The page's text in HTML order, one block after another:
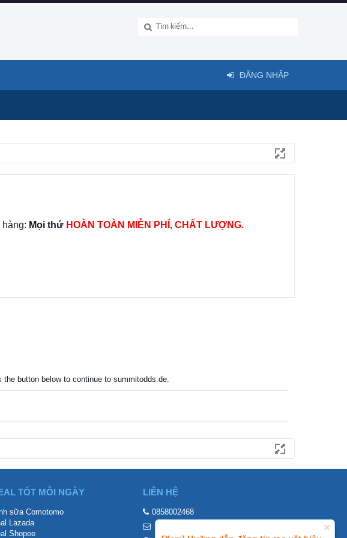
Mọi thứ HOÀN TOÀN MIỄN PHÍ, CHẤT LƯỢNG.
button below to continue to summitodds.de.
ĐĂNG NHẬP
TỐT MỖI NGÀY
sữa Comotomo
Lazada
Shopee
LIÊN HỆ
0858002468